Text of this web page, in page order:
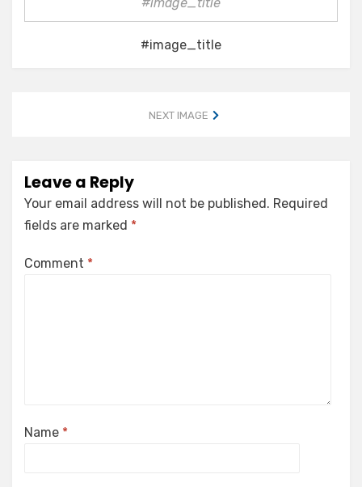
#image_title
NEXT IMAGE
Leave a Reply
Your email address will not be published. Required
fields are marked *
Comment *
Name *